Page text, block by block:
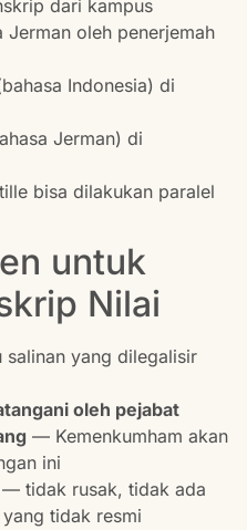
dari kampus
Jerman oleh penerjemah
Indonesia) di
Jerman) di
bisa dilakukan paralel
untuk
Nilai
salinan yang dilegalisir
oleh pejabat
— Kemenkumham akan
ini
— tidak rusak, tidak ada
tidak resmi